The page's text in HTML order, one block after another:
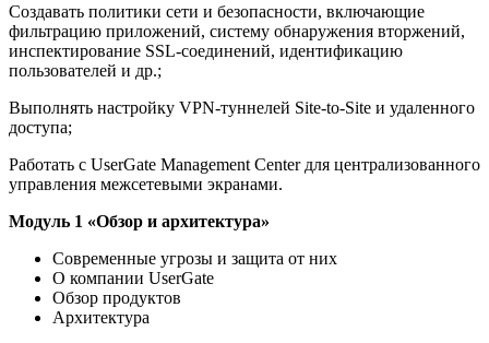
Создавать политики сети и безопасности, включающие
фильтрацию приложений, систему обнаружения вторжений,
инспектирование SSL-соединений, идентификацию
пользователей и др.;
Выполнять настройку VPN-туннелей Site-to-Site и удаленного
доступа;
Работать с UserGate Management Center для централизованного
управления межсетевыми экранами.
Модуль 1 «Обзор и архитектура»
Современные угрозы и защита от них
О компании UserGate
Обзор продуктов
Архитектура